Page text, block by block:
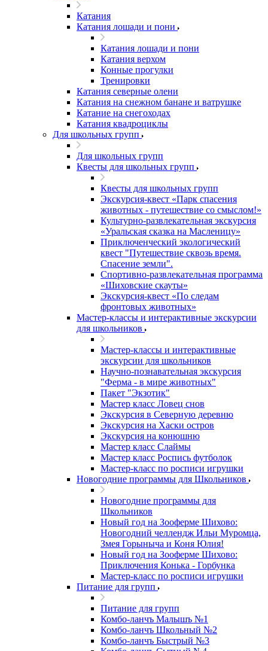
Катания
Катания лошади и пони
Катания лошади и пони
Катания верхом
Конные прогулки
Тренировки
Катания северные олени
Катания на снежном банане и ватрушке
Катание на снегоходах
Катания квадроциклы
Для школьных групп
Для школьных групп
Квесты для школьных групп
Квесты для школьных групп
Экскурсия-квест «Парк спасения
животных - путешествие со смыслом!»
Культурно-развлекательная экскурсия
«Уральская сказка на Масленицу»
Приключенческий экологический
квест "Путешествие сквозь время.
Спасение земли".
Спортивно-развлекательная программа
«Шиховские скауты»
Экскурсия-квест «По следам
фронтовых животных»
Мастер-классы и интерактивные экскурсии
для школьников
Мастер-классы и интерактивные
экскурсии для школьников
Научно-познавательная экскурсия
"Ферма - в мире животных"
Пакет "Экзотик"
Мастер класс Ловец снов
Экскурсия в Северную деревню
Экскурсия на Хаски остров
Экскурсия на конюшню
Мастер класс Слаймы
Мастер класс Роспись футболок
Мастер-класс по росписи игрушки
Новогодние программы для Школьников
Новогодние программы для
Школьников
Новый год на Зооферме Шихово:
Новогодний челлендж Ильи Муромца,
Змея Горыныча и Коня Юлия!
Новый год на Зооферме Шихово:
Приключения Конька - Горбунка
Мастер-класс по росписи игрушки
Питание для групп
Питание для групп
Комбо-ланчъ Малышъ №1
Комбо-ланчъ Школьный №2
Комбо-ланчъ Быстрый №3